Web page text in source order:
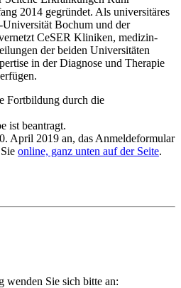
2014 gegründet. Als universitäres
Bochum und der
CeSER Kliniken, medizin-
der beiden Universitäten
in der Diagnose und Therapie
Fortbildung durch die
ist beantragt.
April 2019 an, das Anmeldeformular
online, ganz unten auf der Seite.
wenden Sie sich bitte an: